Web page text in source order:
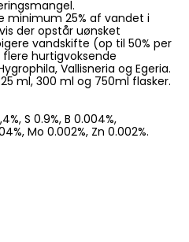
minimum 25% af vandet i
der opstår uønsket
vandskifte (op til 50% per
hurtigvoksende
Vallisneria og Egeria.
ml, 300 ml og 750ml flasker.
S 0.9%, B 0.004%,
Mo 0.002%, Zn 0.002%.